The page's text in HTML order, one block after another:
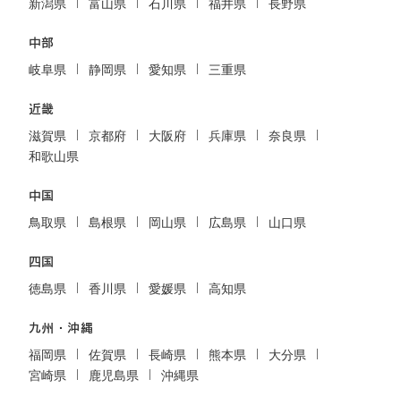
新潟県 富山県 石川県 福井県 長野県
中部
岐阜県 静岡県 愛知県 三重県
近畿
滋賀県 京都府 大阪府 兵庫県
奈良県
和歌山県
中国
鳥取県 島根県 岡山県 広島県 山口県
四国
徳島県 香川県 愛媛県 高知県
九州・沖縄
福岡県 佐賀県 長崎県 熊本県
大分県
宮崎県
鹿児島県 沖縄県